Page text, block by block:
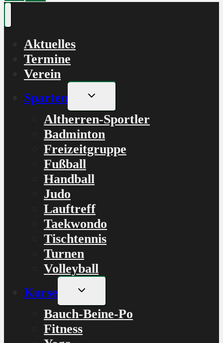
Aktuelles
Termine
Verein
Sparten
Untermenü
Altherren-Sportler
Badminton
Freizeitgruppe
Fußball
Handball
Judo
Lauftreff
Taekwondo
Tischtennis
Turnen
Volleyball
Kurse
Untermenü
Bauch-Beine-Po
Fitness